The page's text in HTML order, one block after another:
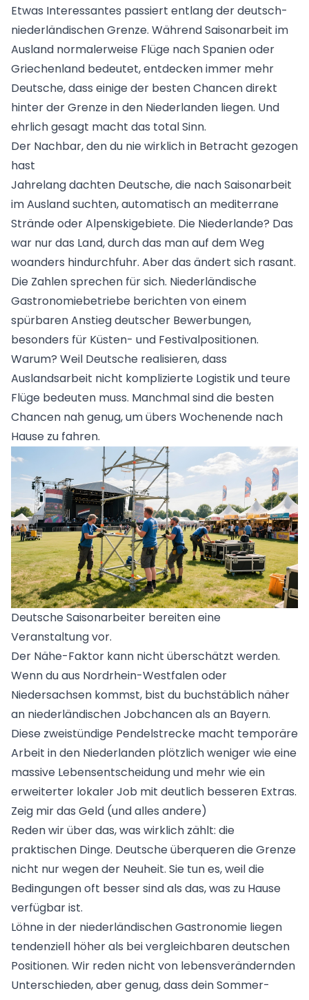
Etwas Interessantes passiert entlang der deutsch-
niederländischen Grenze. WährendSaisonarbeit im
Ausland normalerweise Flüge nach Spanien oder
Griechenland bedeutet, entdecken immer mehr
Deutsche, dass einige der besten Chancen direkt
hinter der Grenze in den Niederlanden liegen. Und
ehrlich gesagt macht das total Sinn.
Der Nachbar, den du nie wirklich in Betracht gezogen
hast
Jahrelang dachten Deutsche, die nach Saisonarbeit
im Ausland suchten, automatisch an mediterrane
Strände oder Alpenskigebiete. Die Niederlande? Das
war nur das Land, durch das man auf dem Weg
woanders hindurchfuhr. Aber das ändert sich rasant.
Die Zahlen sprechen für sich. Niederländische
Gastronomiebetriebe berichten von einem
spürbaren Anstieg deutscher Bewerbungen,
besonders für Küsten- und Festivalpositionen.
Warum? Weil Deutsche realisieren, dass
Auslandsarbeit nicht komplizierte Logistik und teure
Flüge bedeuten muss. Manchmal sind die besten
Chancen nah genug, um übers Wochenende nach
Hause zu fahren.
Deutsche Saisonarbeiter bereiten eine
Veranstaltung vor.
Der Nähe-Faktor kann nicht überschätzt werden.
Wenn du aus Nordrhein-Westfalen oder
Niedersachsen kommst, bist du buchstäblich näher
an niederländischen Jobchancen als an Bayern.
Diese zweistündige Pendelstrecke macht temporäre
Arbeit in den Niederlanden plötzlich weniger wie eine
massive Lebensentscheidung und mehr wie ein
erweiterter lokaler Job mit deutlich besseren Extras.
Zeig mir das Geld (und alles andere)
Reden wir über das, was wirklich zählt: die
praktischen Dinge. Deutsche überqueren die Grenze
nicht nur wegen der Neuheit. Sie tun es, weil die
Bedingungen oft besser sind als das, was zu Hause
verfügbar ist.
Löhne in der niederländischen Gastronomie liegen
tendenziell höher als bei vergleichbaren deutschen
Positionen. Wir reden nicht von lebensverändernden
Unterschieden, aber genug, dass dein Sommer-